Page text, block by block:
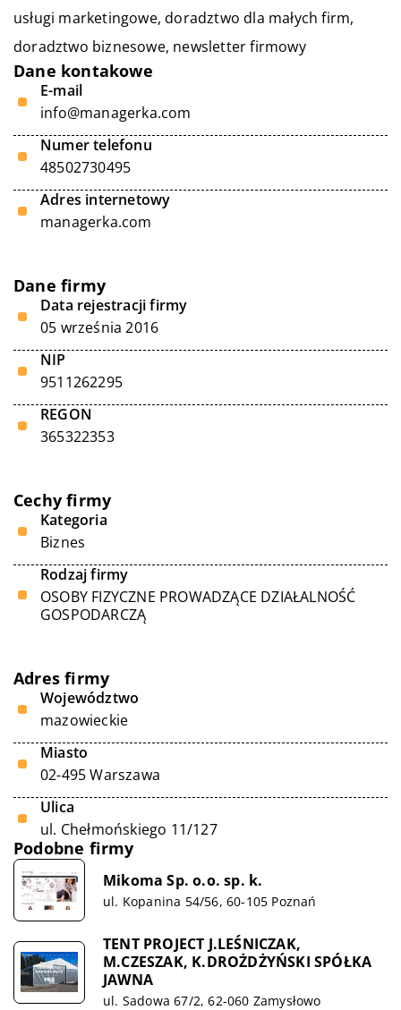
usługi marketingowe, doradztwo dla małych firm,
doradztwo biznesowe, newsletter firmowy
Dane kontakowe
E-mail
info@managerka.com
Numer telefonu
48502730495
Adres internetowy
managerka.com
Dane firmy
Data rejestracji firmy
05 września 2016
NIP
9511262295
REGON
365322353
Cechy firmy
Kategoria
Biznes
Rodzaj firmy
OSOBY FIZYCZNE PROWADZĄCE DZIAŁALNOŚĆ
GOSPODARCZĄ
Adres firmy
Województwo
mazowieckie
Miasto
02-495 Warszawa
Ulica
ul. Chełmońskiego 11/127
Podobne firmy
Mikoma Sp. o.o. sp. k.
ul. Kopanina 54/56, 60-105 Poznań
TENT PROJECT J.LEŚNICZAK,
M.CZESZAK, K.DROŻDŻYŃSKI SPÓŁKA
JAWNA
ul. Sadowa 67/2, 62-060 Zamysłowo